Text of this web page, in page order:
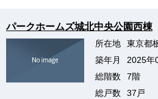
パークホームズ城北中央公園西棟
所在地
東京都
築年月
2025年
総階数
7階
総戸数
37戸